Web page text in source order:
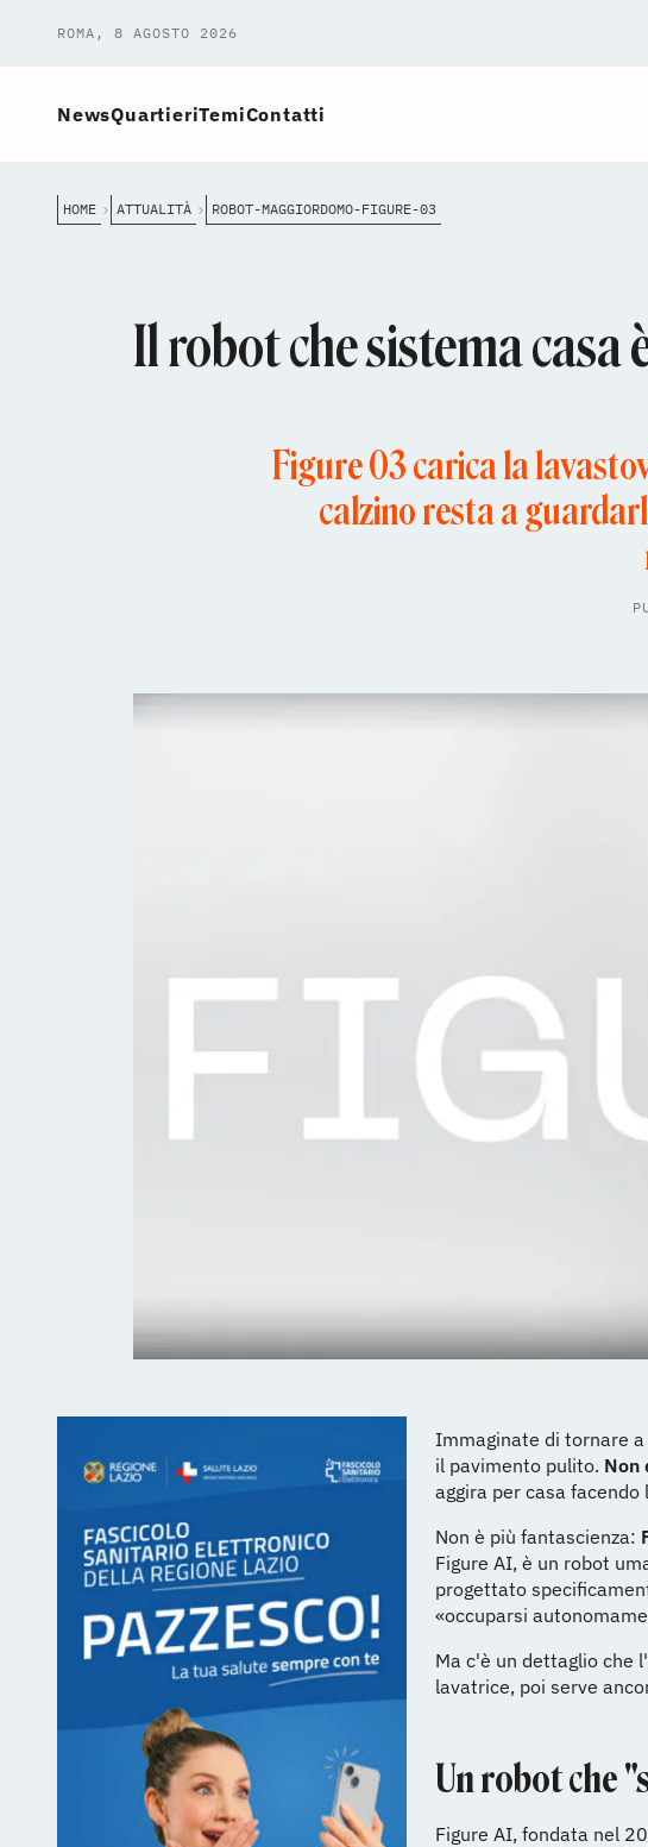
ROMA, 8 AGOSTO 2026
NewsQuartieriTemiContatti
HOME ATTUALITÀ ROBOT-MAGGIORDOMO-FIGURE-03
Il robot che sistema casa
Figure 03 carica la
calzino resta a
Immaginate di tornare
il pavimento pulito. Non
aggira per casa
Non è più fantascienza:
Figure AI, è un robot
progettato
«occuparsi
Ma c'è un dettaglio che
lavatrice, poi serve
Un robot che
Figure AI, fondata nel